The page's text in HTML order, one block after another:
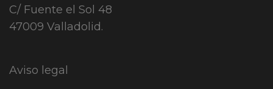
C/ Fuente el Sol 48
47009 Valladolid.
Aviso legal